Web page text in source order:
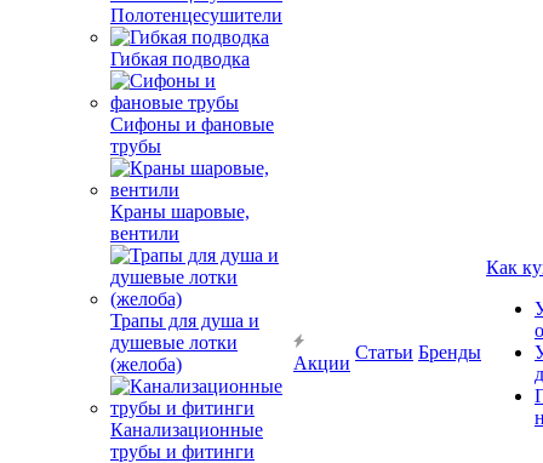
Полотенцесушители
Гибкая подводка
Сифоны и фановые
трубы
Краны шаровые,
вентили
Трапы для душа и
душевые лотки
(желоба)
Канализационные
трубы и фитинги
Акции
Статьи Бренды
Как